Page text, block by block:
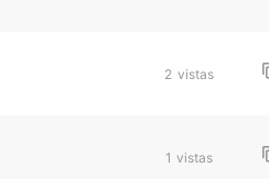
2 vistas
1 vistas